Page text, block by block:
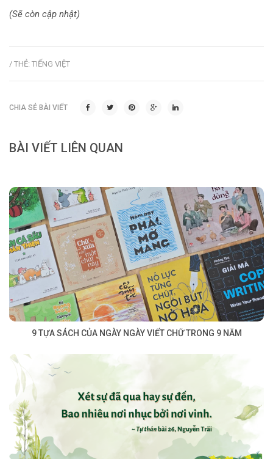
(Sẽ còn cập nhật)
/ THẺ: TIẾNG VIỆT
CHIA SẺ BÀI VIẾT
BÀI VIẾT LIÊN QUAN
9 TỰA SÁCH CỦA NGÀY NGÀY VIẾT CHỮ TRONG 9 NĂM